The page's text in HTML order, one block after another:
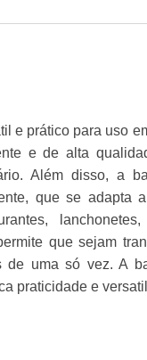
e prático para uso
e de alta
Além disso, a
que se adapta
lanchonetes,
que sejam
de uma só vez. A
praticidade e